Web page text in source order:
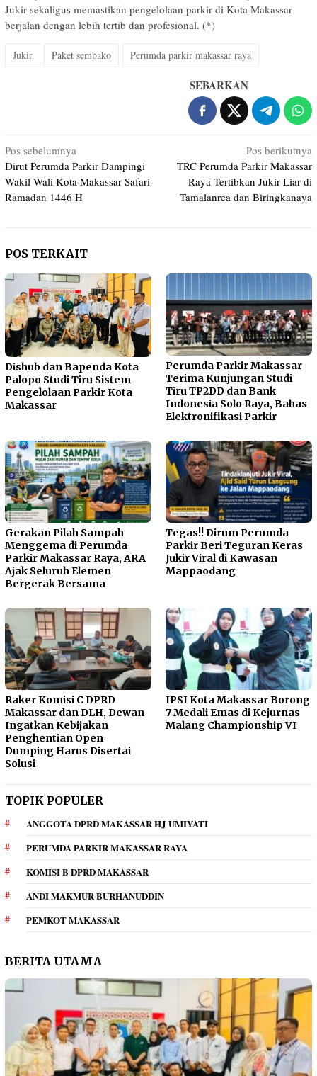
Jukir sekaligus memastikan pengelolaan parkir di Kota Makassar
berjalan dengan lebih tertib dan profesional. (*)
Jukir Paket sembako Perumda parkir makassar raya
SEBARKAN
Navigasi
pos
Pos sebelumnya
Dirut Perumda Parkir Dampingi
Wakil Wali Kota Makassar Safari
Ramadan 1446 H
Pos berikutnya
TRC Perumda Parkir Makassar
Raya Tertibkan Jukir Liar di
Tamalanrea dan Biringkanaya
POS TERKAIT
Dishub dan Bapenda Kota
Palopo Studi Tiru Sistem
Pengelolaan Parkir Kota
Makassar
Perumda Parkir Makassar
Terima Kunjungan Studi
Tiru TP2DD dan Bank
Indonesia Solo Raya, Bahas
Elektronifikasi Parkir
Gerakan Pilah Sampah
Menggema di Perumda
Parkir Makassar Raya, ARA
Ajak Seluruh Elemen
Bergerak Bersama
Tegas!! Dirum Perumda
Parkir Beri Teguran Keras
Jukir Viral di Kawasan
Mappaodang
Raker Komisi C DPRD
Makassar dan DLH, Dewan
Ingatkan Kebijakan
Penghentian Open
Dumping Harus Disertai
Solusi
IPSI Kota Makassar Borong
7 Medali Emas di Kejurnas
Malang Championship VI
TOPIK POPULER
ANGGOTA DPRD MAKASSAR HJ UMIYATI
PERUMDA PARKIR MAKASSAR RAYA
KOMISI B DPRD MAKASSAR
ANDI MAKMUR BURHANUDDIN
PEMKOT MAKASSAR
BERITA UTAMA